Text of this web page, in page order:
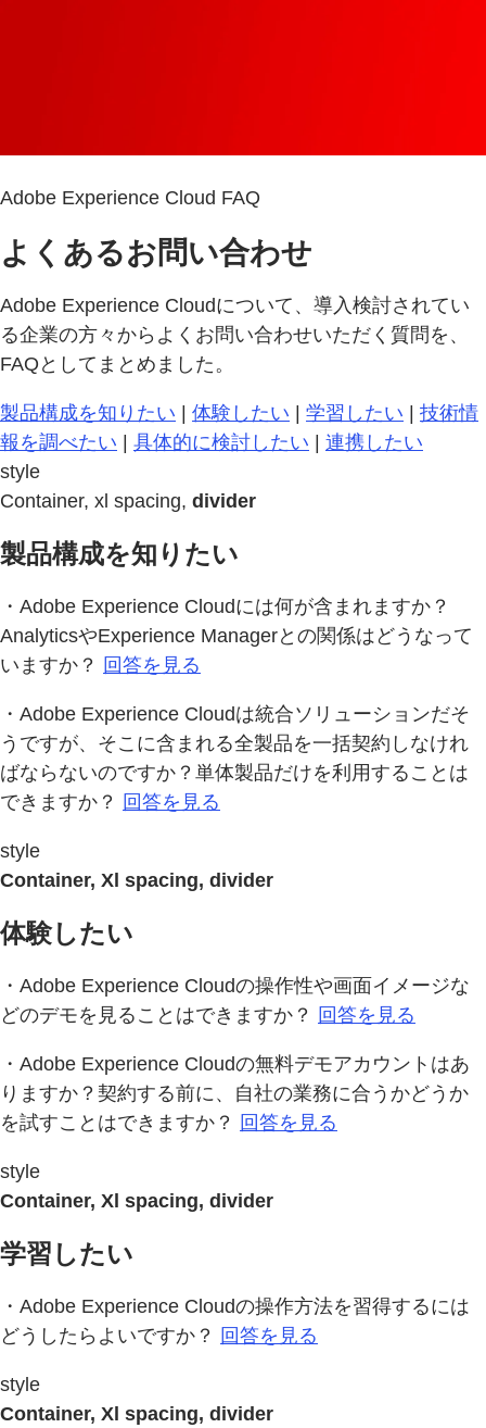
Adobe Experience Cloud FAQ
よくあるお問い合わせ
Adobe Experience Cloudについて、導入検討されてい
る企業の方々からよくお問い合わせいただく質問を、
FAQとしてまとめました。
製品構成を知りたい 体験したい 学習したい
技術情
報を調べたい
具体的に検討したい
連携したい
style
Container, xl spacing, divider
製品構成を知りたい
・Adobe Experience Cloudには何が含まれますか？
AnalyticsやExperience Managerとの関係はどうなって
いますか？
回答を見る
・Adobe Experience Cloudは統合ソリューションだそ
うですが、そこに含まれる全製品を一括契約しなけれ
ばならないのですか？単体製品だけを利用することは
できますか？
回答を見る
style
Container, Xl spacing, divider
体験したい
・Adobe Experience Cloudの操作性や画面イメージな
どのデモを見ることはできますか？
回答を見る
・Adobe Experience Cloudの無料デモアカウントはあ
りますか？契約する前に、自社の業務に合うかどうか
を試すことはできますか？
回答を見る
style
Container, Xl spacing, divider
学習したい
・Adobe Experience Cloudの操作方法を習得するには
どうしたらよいですか？
回答を見る
style
Container, Xl spacing, divider